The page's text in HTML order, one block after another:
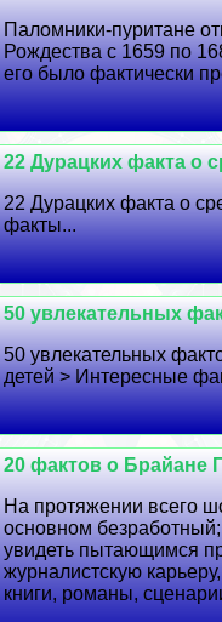
Паломники-пуритане
Рождества с 1659 по
его было фактически
22 Дypaцких факта о
22 Дypaцких факта о
факты...
50 увлекательных
50 увлекательных
детей > Интересные
20 фактов о
На протяжении всего
основном
увидеть пытающимся
журналистскую
книги, романы,